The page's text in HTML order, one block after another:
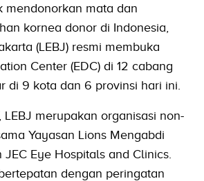
mendonorkan mata dan
kornea donor di Indonesia,
(LEBJ) resmi membuka
Center (EDC) di 12 cabang
di 9 kota dan 6 provinsi hari ini.
LEBJ merupakan organisasi non-
Yayasan Lions Mengabdi
Eye Hospitals and Clinics.
dengan peringatan